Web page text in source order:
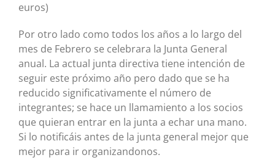
euros)
Por otro lado como todos los años a lo largo del
mes de Febrero se celebrara la Junta General
anual. La actual junta directiva tiene intención de
seguir este próximo año pero dado que se ha
reducido significativamente el número de
integrantes; se hace un llamamiento a los socios
que quieran entrar en la junta a echar una mano.
Si lo notificáis antes de la junta general mejor que
mejor para ir organizandonos.